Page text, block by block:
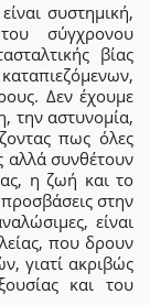
συστημική,
σύγχρονου
βίας
Δεν έχουμε
την αστυνομία,
πως όλες
αλλά συνθέτουν
η ζωή και το
στην
είναι
που δρουν
γιατί ακριβώς
και του